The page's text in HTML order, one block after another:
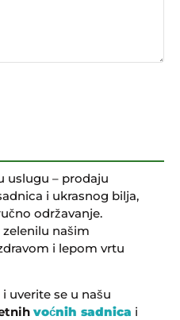
uslugu – prodaju
i ukrasnog bilja,
održavanje.
našim
i lepom vrtu
uverite se u našu
voćnih sadnica i